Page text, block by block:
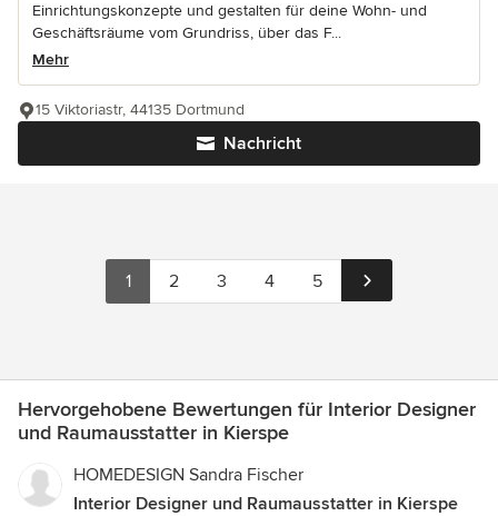
Einrichtungskonzepte und gestalten für deine Wohn- und
Geschäftsräume vom Grundriss, über das F...
Mehr
Nachricht
15 Viktoriastr, 44135 Dortmund
1 2 3 4 5
Hervorgehobene Bewertungen für Interior Designer
und Raumausstatter in Kierspe
HOMEDESIGN Sandra Fischer
Interior Designer und Raumausstatter in Kierspe